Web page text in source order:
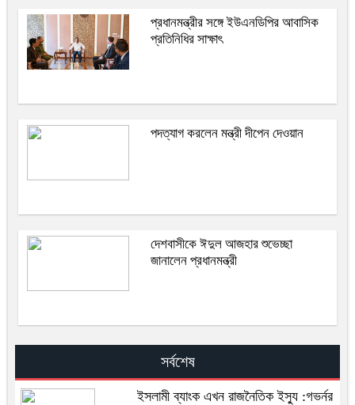
প্রধানমন্ত্রীর সঙ্গে ইউএনডিপির আবাসিক
প্রতিনিধির সাক্ষাৎ
পদত্যাগ করলেন মন্ত্রী দীপেন দেওয়ান
দেশবাসীকে ঈদুল আজহার শুভেচ্ছা
জানালেন প্রধানমন্ত্রী
সর্বশেষ
ইসলামী ব্যাংক এখন রাজনৈতিক ইস্যু :গভর্নর